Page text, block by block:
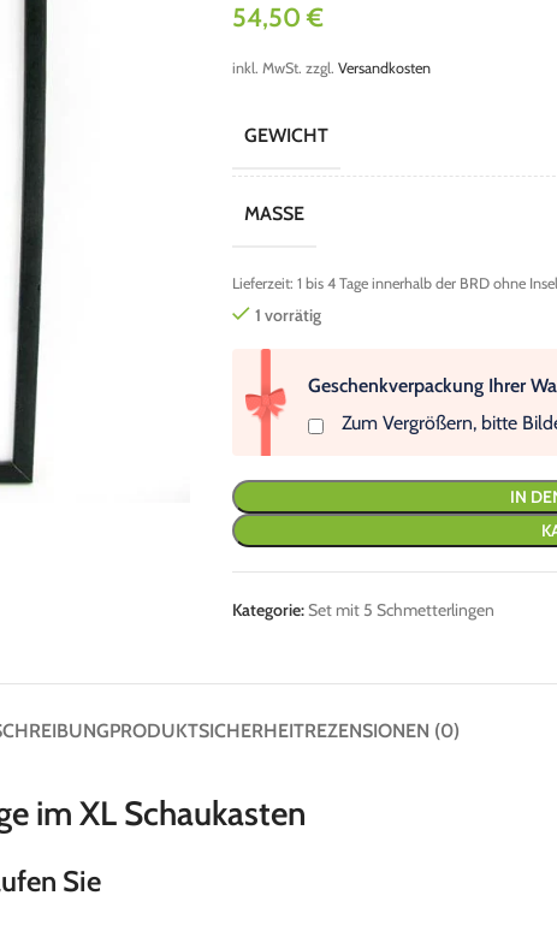
54,50€
inkl. MwSt. zzgl. Versandkosten
GEWICHT
MASSE
Lieferzeit: 1 bis 4 Tage innerhalb der BRD ohne
1 vorrätig
Geschenkverpackung Ihrer
Zum Vergrößern, bitte
IN
Kategorie:Set mit 5 Schmetterlingen
PRODUKTSICHERHEITREZENSIONEN (0)
im XL Schaukasten
Sie